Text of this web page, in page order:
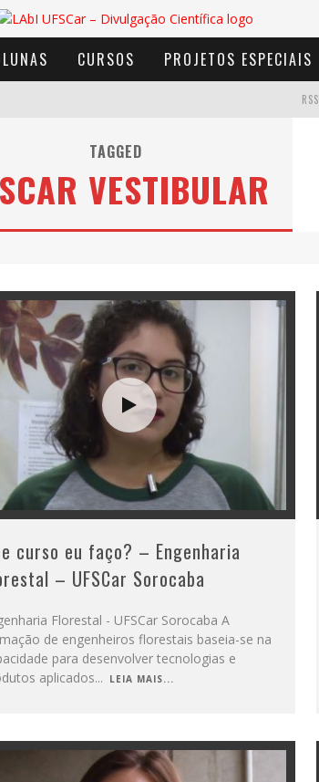
CURSOS PROJETOS ESPECIAIS
DE VENTO
RSS
TAGGED
VESTIBULAR
curso eu faço? – Engenharia
– UFSCar Sorocaba
Florestal - UFSCar Sorocaba A
de engenheiros florestais baseia-se na
para desenvolver tecnologias e
aplicados... LEIA MAIS...